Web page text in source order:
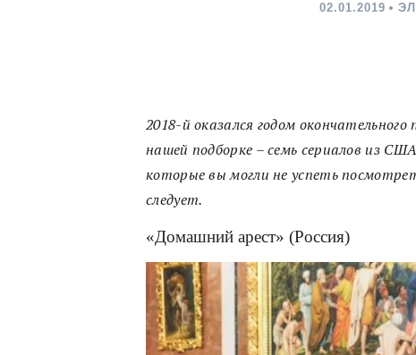
02.01.2019
2018-й оказался годом
нашей подборке – семь сериалов из
которые вы могли не успеть
следует.
«Домашний арест» (Россия)